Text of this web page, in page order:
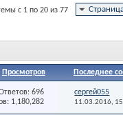
с 1 по 20 из 77
Просмотров Последнее
696
1,180,282
сергей055
11.03.2016,